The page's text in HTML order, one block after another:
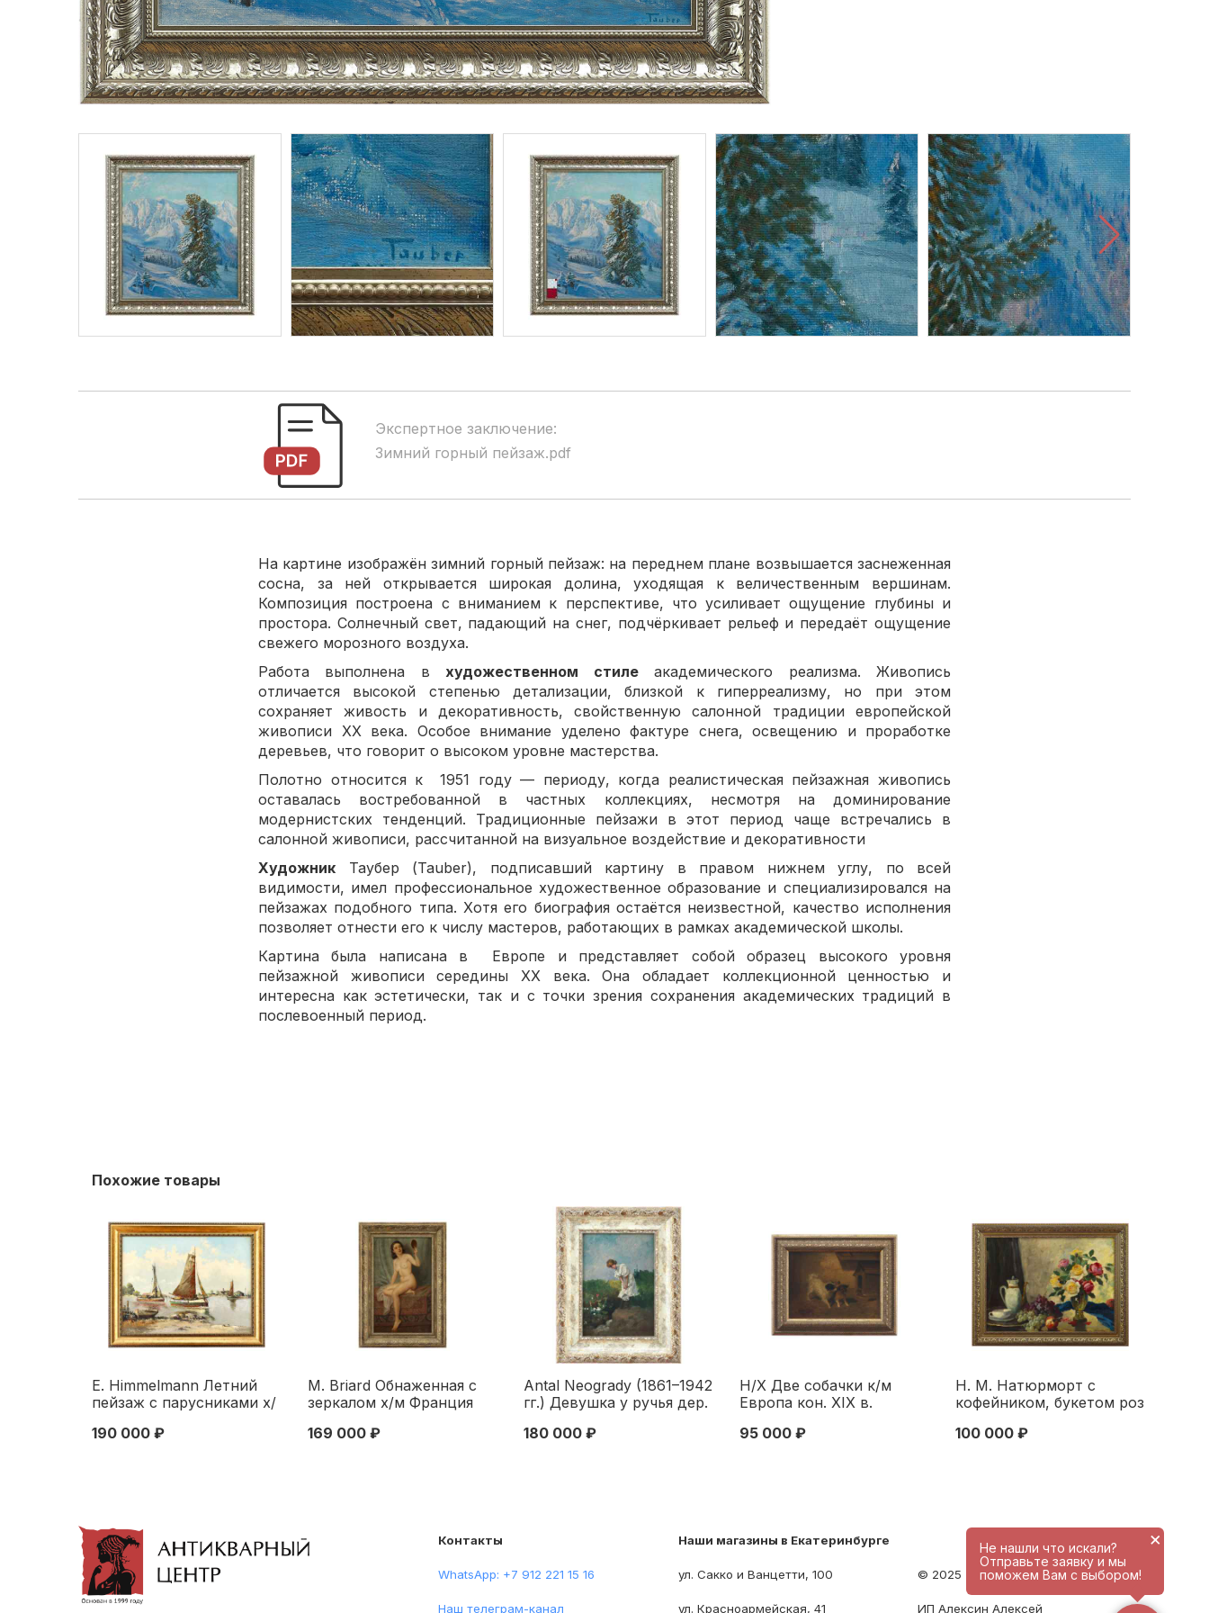
Экспертное заключение:
Зимний горный пейзаж.pdf
На картине изображён зимний горный пейзаж: на переднем плане возвышается заснеженная
сосна, за ней открывается широкая долина, уходящая к величественным вершинам.
Композиция построена с вниманием к перспективе, что усиливает ощущение глубины и
простора. Солнечный свет, падающий на снег, подчёркивает рельеф и передаёт ощущение
свежего морозного воздуха.
Работа выполнена в художественном стилеакадемического реализма. Живопись
отличается высокой степенью детализации, близкой к гиперреализму, но при этом
сохраняет живость и декоративность, свойственную салонной традиции европейской
живописи XX века. Особое внимание уделено фактуре снега, освещению и проработке
деревьев, что говорит о высоком уровне мастерства.
Полотно относится к 1951 году — периоду, когда реалистическая пейзажная живопись
оставалась востребованной в частных коллекциях, несмотря на доминирование
модернистских тенденций. Традиционные пейзажи в этот период чаще встречались в
салонной живописи, рассчитанной на визуальное воздействие и декоративности
Художник Таубер (Tauber), подписавший картину в правом нижнем углу, по всей
видимости, имел профессиональное художественное образование и специализировался на
пейзажах подобного типа. Хотя его биография остаётся неизвестной, качество исполнения
позволяет отнести его к числу мастеров, работающих в рамках академической школы.
Картина была написана в Европе и представляет собой образец высокого уровня
пейзажной живописи середины XX века. Она обладает коллекционной ценностью и
интересна как эстетически, так и с точки зрения сохранения академических традиций в
послевоенный период.
Похожие товары
Е. Himmelmann Летний
пейзаж с парусниками х/
в. 60x80 см. Германия
190 000 ₽
M. Briard Обнаженная с
зеркалом х/м Франция
Первая четверть XX века
169 000 ₽
Antal Neogrady (1861–1942
гг.) Девушка у ручья дер.
XX в. 34x24 см. Первая
180 000 ₽
Н/Х Две собачки к/м
Европа кон. XIX в.
Конец XIX века
95 000 ₽
H. M. Натюрморт с
кофейником, букетом роз
62x84 см. первая
100 000 ₽
Контакты
WhatsApp: +7 912 221 15 16
Наш телеграм-канал
Наши магазины в Екатеринбурге
ул. Сакко и Ванцетти, 100
ул. Красноармейская, 41
© 2025 - antique-center.ru
ИП Алексин Алексей
Не нашли что искали?
Отправьте заявку и мы
поможем Вам с выбором!
×